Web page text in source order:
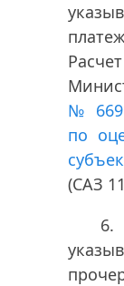
№ 669
по
(САЗ
6.